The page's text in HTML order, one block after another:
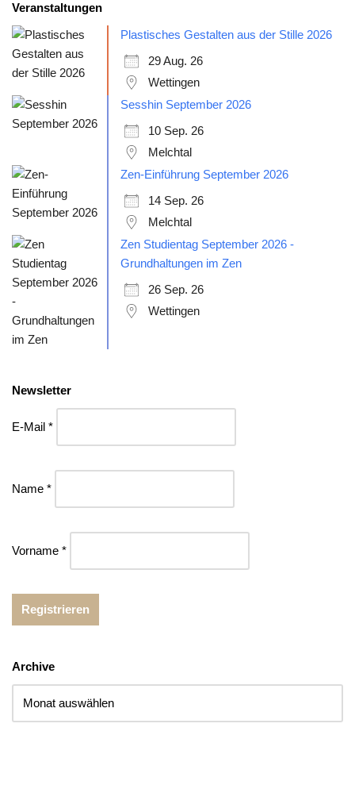
Veranstaltungen
Plastisches Gestalten aus der Stille 2026
29 Aug. 26
Wettingen
Sesshin September 2026
10 Sep. 26
Melchtal
Zen-Einführung September 2026
14 Sep. 26
Melchtal
Zen Studientag September 2026 -
Grundhaltungen im Zen
26 Sep. 26
Wettingen
Newsletter
E-Mail *
Name *
Vorname *
Archive